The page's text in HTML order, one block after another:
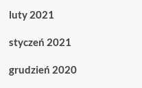
luty 2021
styczeń 2021
grudzień 2020